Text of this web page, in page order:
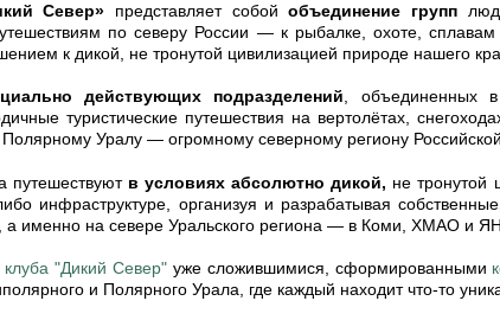
Север» представляет собойобъединение групп
по северу России —к рыбалке, охоте,
к дикой, не тронутой цивилизацией природе нашего
действующих подразделений, объединенных
туристические путешествия на вертолётах,
Уралу —огромному северному региону
путешествуютв условиях абсолютно дикой, не тронутой
инфраструктуре, организуя и разрабатывая собственные
а именно на севере Уральского региона —в Коми, ХМАО и
клуба "Дикий Север"уже сложившимися, сформированными
и Полярного Урала, где каждый находит что-то